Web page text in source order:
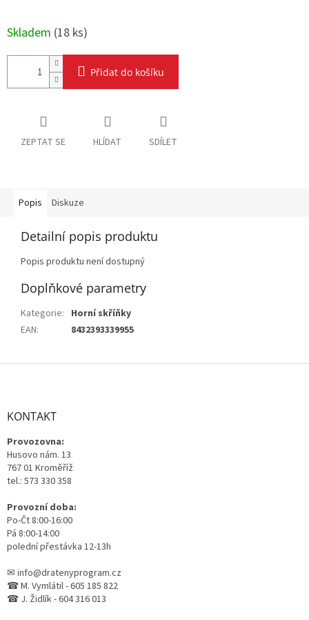
cena:
Skladem (18 ks)
Přidat do košíku
ZEPTAT SE HLÍDAT SDÍLET
Popis Diskuze
Detailní popis produktu
Popis produktu není dostupný
Doplňkové parametry
Kategorie: Horní skříňky
EAN: 8432393339955
Z
KONTAKT
Provozovna:
Husovo nám. 13
767 01 Kroměříž
tel.: 573 330 358
Provozní doba:
Po-Čt 8:00-16:00
Pá 8:00-14:00
polední přestávka 12-13h
✉ info@dratenyprogram.cz
☎ M. Vymlátil - 605 185 822
☎ J. Židlík - 604 316 013